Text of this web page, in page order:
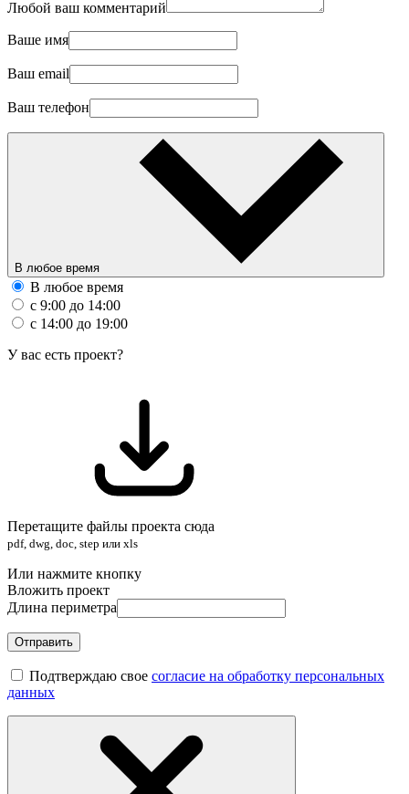
Любой ваш комментарий
Ваше имя
Ваш email
Ваш телефон
В любое время
В любое время
с 9:00 до 14:00
с 14:00 до 19:00
У вас есть проект?
Перетащите файлы проекта сюда
pdf, dwg, doc, step или xls
Или нажмите кнопку
Вложить проект
Длина периметра
Отправить
Подтверждаю свое согласие на обработку персональных
данных